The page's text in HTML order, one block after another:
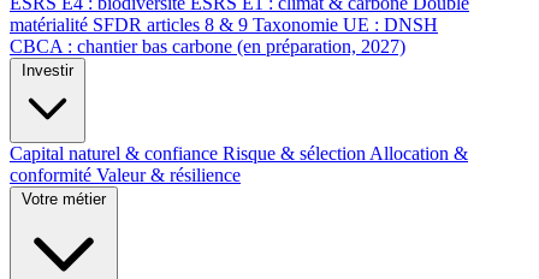
matérialité SFDR articles 8 & 9 Taxonomie UE : DNSH
CBCA : chantier bas carbone (en préparation, 2027)
Investir
Capital naturel & confiance Risque & sélection Allocation &
conformité Valeur & résilience
Votre métier